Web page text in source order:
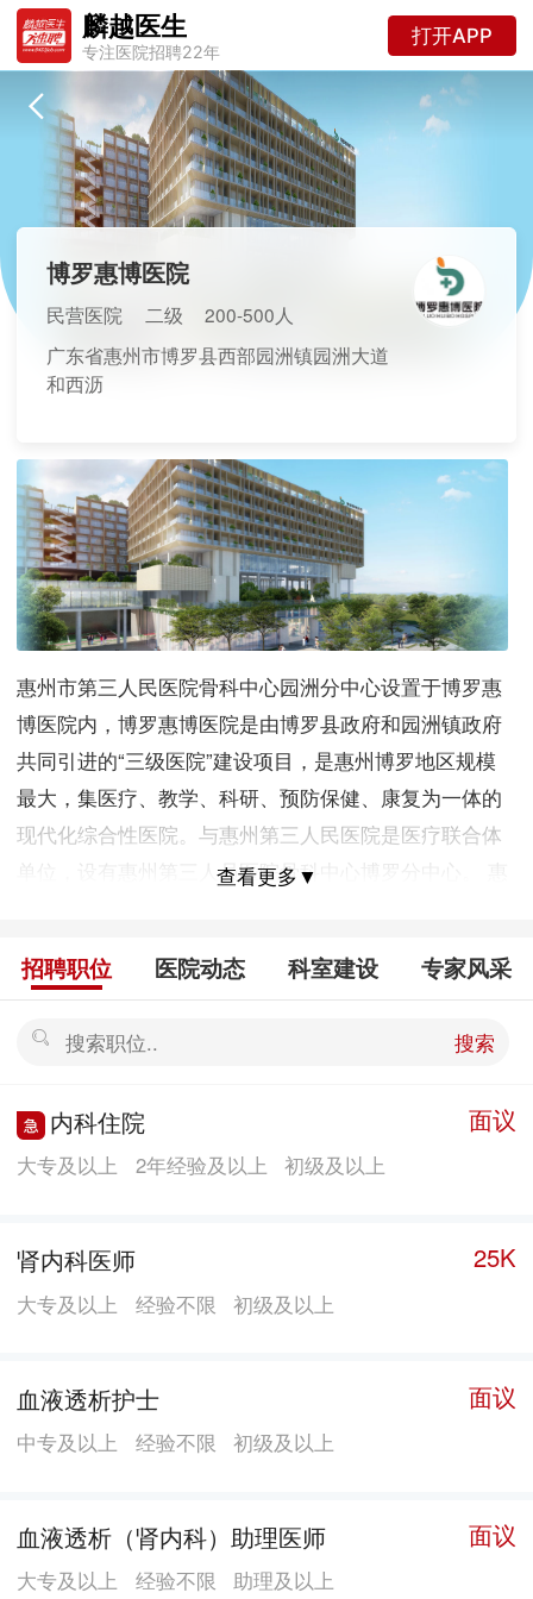
麟越医生
专注医院招聘22年
打开APP
博罗惠博医院
民营医院 二级
200-500人
广东省惠州市博罗县西部园洲镇园洲大道
和西沥
惠州市第三人民医院骨科中心园洲分中心设置于博罗惠
博医院内，博罗惠博医院是由博罗县政府和园洲镇政府
共同引进的“三级医院”建设项目，是惠州博罗地区规模
最大，集医疗、教学、科研、预防保健、康复为一体的
现代化综合性医院。与惠州第三人民医院是医疗联合体
单位，设有惠州第三人员医院骨科中心博罗分中心。 惠
式与我院开展协作，能够更好地为人民群众提供优质的
机制，使三级医院、二级医院、乡镇卫生院、社区卫生
疗。 医院占地面积3500余平方米，建筑面积20000余
平方米，开设病床300张，医院设有门急诊部、VIP门
产科、儿科、疼痛科、康复理疗科、眼科、 耳鼻喉
科、口腔科、麻醉科、手术室、放射科、医学检验科、
请广州中医药大学第一附属医院、广州中医药大学第三
方医院等名院专家、教授来院开展工作，目前全院医疗
专家团队。 医院拥有进口1.5T核磁共振、16排螺旋
CT、DR、数字胃肠透视机、C形臂X光机、体外碎石
查看更多▼
招聘职位 医院动态 科室建设 专家风采
搜索
内科住院 面议
大专及以上 2年经验及以上 初级及以上
肾内科医师 25K
大专及以上 经验不限 初级及以上
血液透析护士 面议
中专及以上 经验不限 初级及以上
血液透析（肾内科）助理医师 面议
大专及以上 经验不限 助理及以上